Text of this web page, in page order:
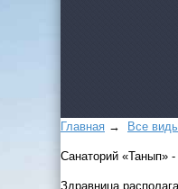
Главная → Все
Санаторий «Танып» -
Здравница